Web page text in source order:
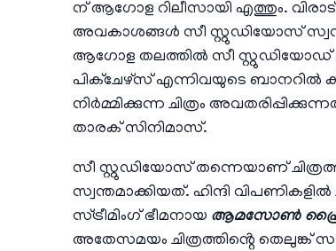
ന് ആഗോള റിലീസായി എത്തും.
അവകാശങ്ങൾ സീ സ്റ്റുഡിയോസ്
ആഗോള തലത്തിൽ സീ സ്റ്റുഡിയോഡ്
പിക്ചേഴ്സ് എന്നിവയുടെ ബാനറിൽ
നിർമ്മിക്കുന്ന ചിത്രം
താരക് സിനിമാസ്.
സീ സ്റ്റുഡിയോസ് തന്നെയാണ്
സ്വന്തമാക്കിയത്. ഹിന്ദി
സ്ട്രീമിംഗ് ഭീമനായ ആമസോൺ
അതേസമയം ചിത്രത്തിൻ്റെ തെലുങ്ക്